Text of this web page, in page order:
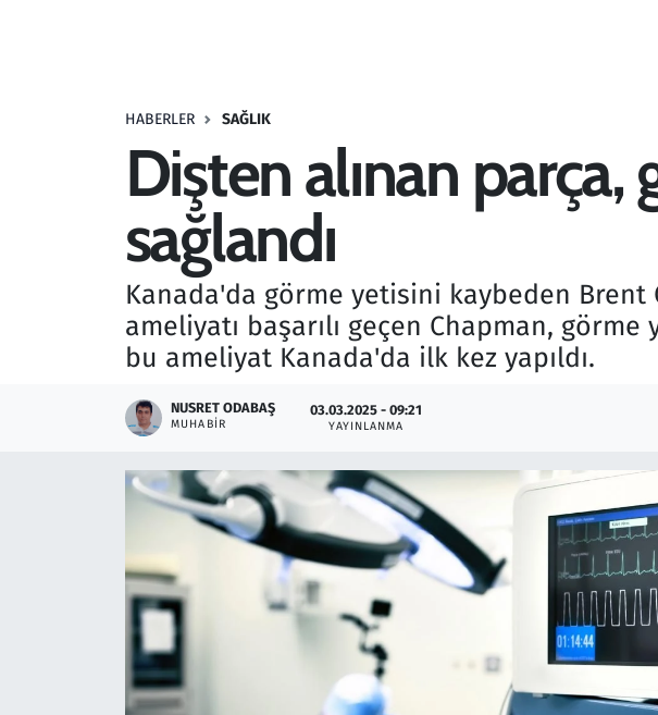
HABERLER SAĞLIK
Dişten alınan parça,
sağlandı
Kanada'da görme yetisini kaybeden
ameliyatı başarılı geçen Chapman,
bu ameliyat Kanada'da ilk kez yapıldı.
NUSRET ODABAŞ
MUHABIR
03.03.2025 - 09:21
YAYINLANMA
Savunma Sanayi
Televizyon